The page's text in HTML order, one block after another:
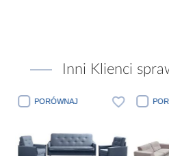
Inni Klienci
PORÓWNAJ